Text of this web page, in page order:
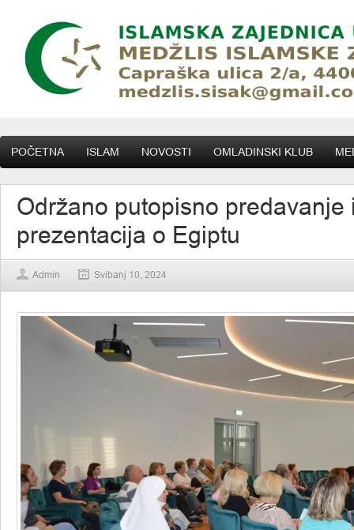
POČETNA ISLAM NOVOSTI OMLADINSKI KLUB
Održano putopisno predavanje
prezentacija o Egiptu
Admin Svibanj 10, 2024